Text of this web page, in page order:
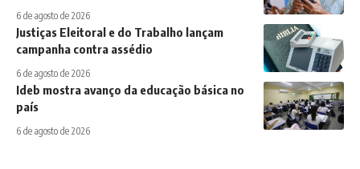
6 de agosto de 2026
Justiças Eleitoral e do Trabalho lançam
campanha contra assédio
6 de agosto de 2026
Ideb mostra avanço da educação básica no
país
6 de agosto de 2026